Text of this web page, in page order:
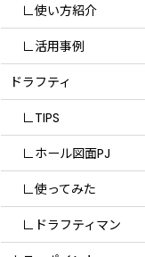
∟使い方紹介
∟活用事例
ドラフティ
∟TIPS
∟ホール図面PJ
∟使ってみた
∟ドラフティマン